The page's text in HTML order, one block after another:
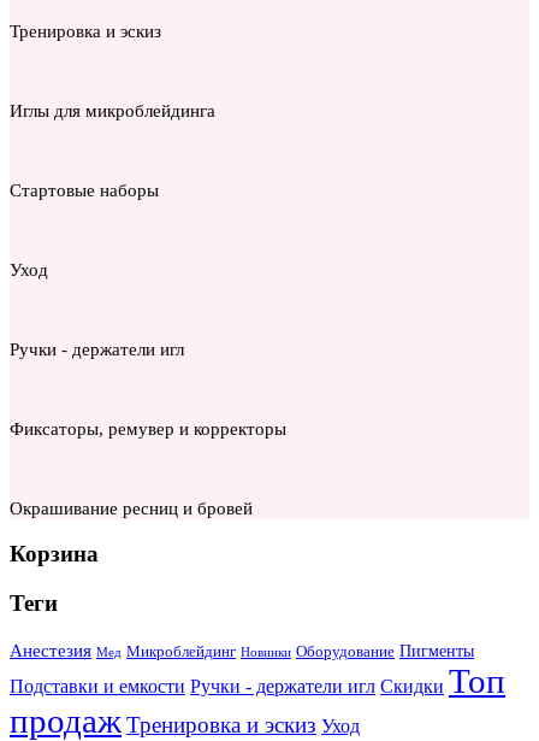
Тренировка и эскиз
Иглы для микроблейдинга
Стартовые наборы
Уход
Ручки - держатели игл
Фиксаторы, ремувер и корректоры
Окрашивание ресниц и бровей
Корзина
Теги
Анестезия Мед Микроблейдинг Новинки Оборудование Пигменты
Подставки и емкости Ручки - держатели игл Скидки Топ
продажТренировка и эскиз Уход